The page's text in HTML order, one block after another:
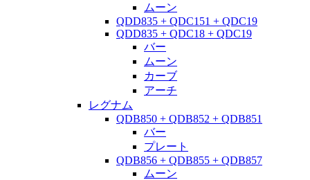
ムーン
QDD835 + QDC151 + QDC19
QDD835 + QDC18 + QDC19
バー
ムーン
カーブ
アーチ
レグナム
QDB850 + QDB852 + QDB851
バー
プレート
QDB856 + QDB855 + QDB857
ムーン